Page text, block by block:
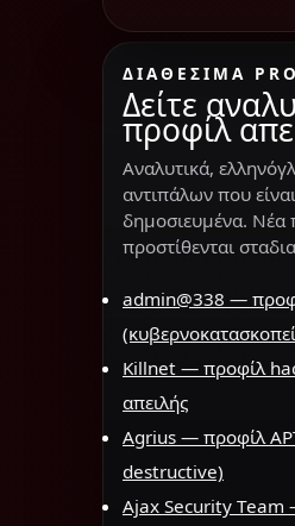
ΔΙΑΘΈΣΙΜΑ
Δείτε
προφίλ
Αναλυτικά,
αντιπάλων που
δημοσιευμένα. Νέα
προστίθενται
admin@338 —
Killnet — προφίλ
απειλής
Agrius — προφίλ
destructive)
Ajax Security Team